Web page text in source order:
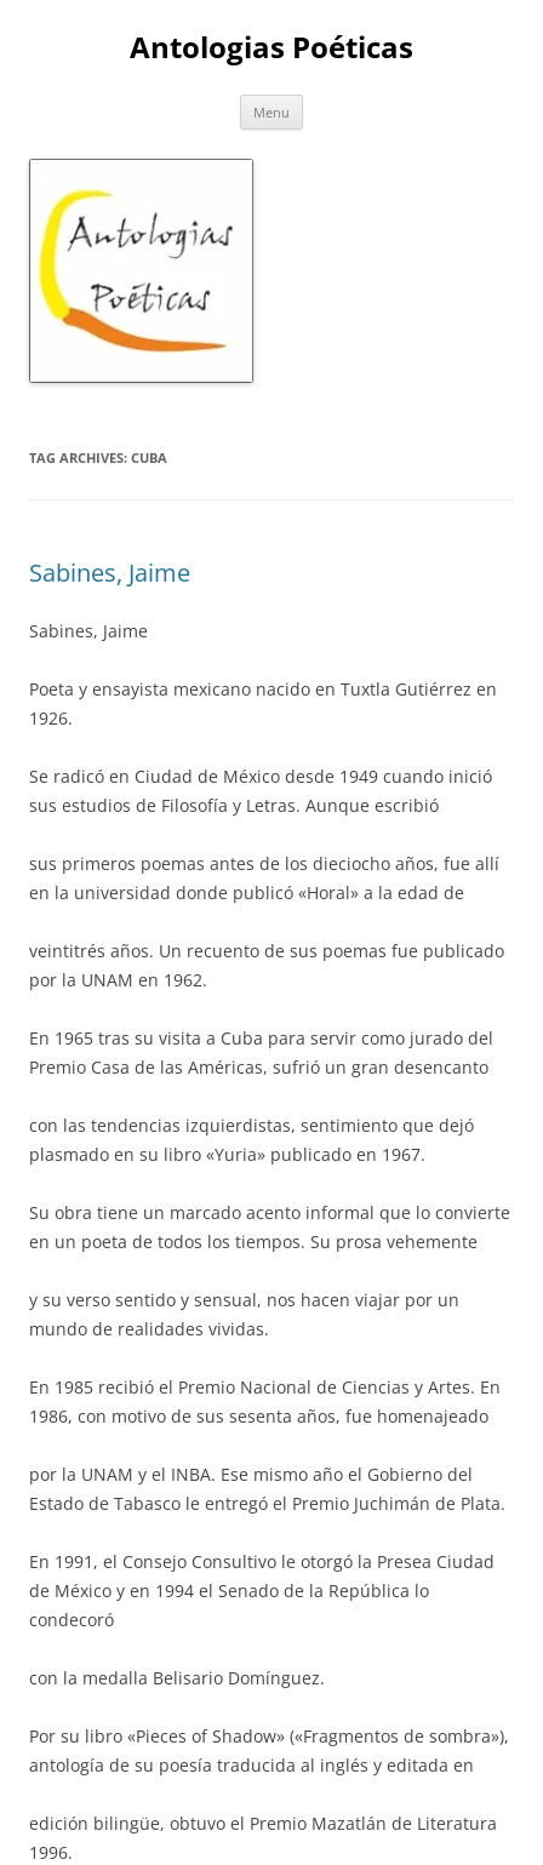
Antologias Poéticas
Menu
TAG ARCHIVES: CUBA
Sabines, Jaime
Sabines, Jaime
Poeta y ensayista mexicano nacido en Tuxtla Gutiérrez en
1926.
Se radicó en Ciudad de México desde 1949 cuando inició
sus estudios de Filosofía y Letras. Aunque escribió
sus primeros poemas antes de los dieciocho años, fue allí
en la universidad donde publicó «Horal» a la edad de
veintitrés años. Un recuento de sus poemas fue publicado
por la UNAM en 1962.
En 1965 tras su visita a Cuba para servir como jurado del
Premio Casa de las Américas, sufrió un gran desencanto
con las tendencias izquierdistas, sentimiento que dejó
plasmado en su libro «Yuria» publicado en 1967.
Su obra tiene un marcado acento informal que lo convierte
en un poeta de todos los tiempos. Su prosa vehemente
y su verso sentido y sensual, nos hacen viajar por un
mundo de realidades vividas.
En 1985 recibió el Premio Nacional de Ciencias y Artes. En
1986, con motivo de sus sesenta años, fue homenajeado
por la UNAM y el INBA. Ese mismo año el Gobierno del
Estado de Tabasco le entregó el Premio Juchimán de Plata.
En 1991, el Consejo Consultivo le otorgó la Presea Ciudad
de México y en 1994 el Senado de la República lo
condecoró
con la medalla Belisario Domínguez.
Por su libro «Pieces of Shadow» («Fragmentos de sombra»),
antología de su poesía traducida al inglés y editada en
edición bilingüe, obtuvo el Premio Mazatlán de Literatura
1996.